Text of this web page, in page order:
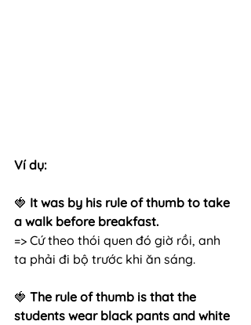
Ví dụ:
🍓 It was by his rule of thumb to take
a walk before breakfast.
=> Cứ theo thói quen đó giờ rồi, anh
ta phải đi bộ trước khi ăn sáng.
🍓 The rule of thumb is that the
students wear black pants and white